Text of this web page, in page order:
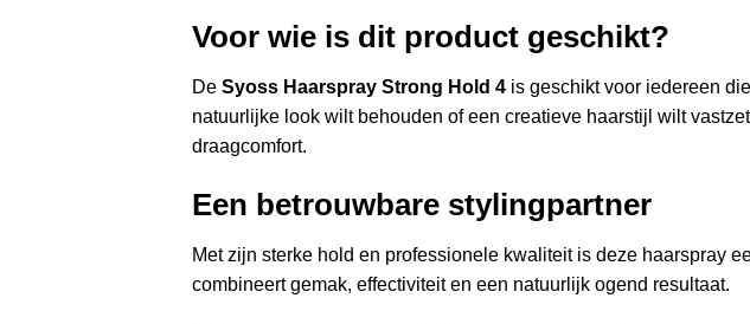
Voor wie is dit product geschikt?
De Syoss Haarspray Strong Hold 4 is geschikt voor iedereen
natuurlijke look wilt behouden of een creatieve haarstijl wilt
draagcomfort.
Een betrouwbare stylingpartner
Met zijn sterke hold en professionele kwaliteit is deze haarspray
combineert gemak, effectiviteit en een natuurlijk ogend resultaat.